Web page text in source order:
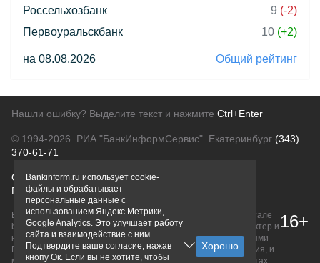
Россельхозбанк
9 (-2)
Первоуральскбанк
10 (+2)
на 08.08.2026 Общий рейтинг
Нашли ошибку? Выделите текст и нажмите Ctrl+Enter
© 1994-2026. РИА "БанкИнформСервис". Екатеринбург (343)
370-61-71
О проектеПолитика конфиденциальности
Правовая информацияДля рекламодателей
Вся информация о продуктах банков, размещенная на портале
bankinform.ru, носит исключительно ознакомительный характер и
не является публичной офертой, определяемой положениями
ГК РФ. Информация не содержит точного и полного описания, и
может быть изменена. Конечные условия уточняйте на сайтах
16+
Bankinform.ru использует cookie-
файлы и обрабатывает
персональные данные с
использованием Яндекс Метрики,
Google Analytics. Это улучшает работу
сайта и взаимодействие с ним.
Подтвердите ваше согласие, нажав
кнопу Ок. Если вы не хотите, чтобы